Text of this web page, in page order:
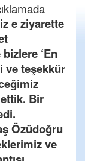
e ziyarette
‘En
ve teşekkür
Bir
Özüdoğru
ve